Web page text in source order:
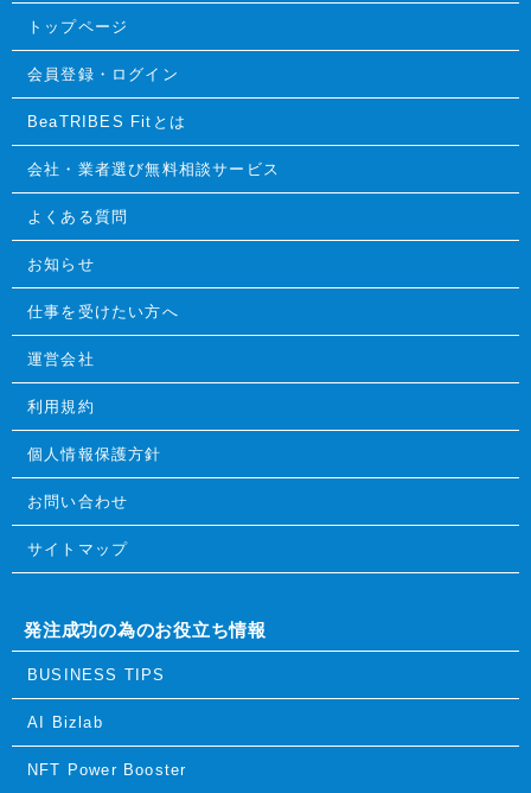
トップページ
会員登録・ログイン
BeaTRIBES Fitとは
会社・業者選び無料相談サービス
よくある質問
お知らせ
仕事を受けたい方へ
運営会社
利用規約
個人情報保護方針
お問い合わせ
サイトマップ
発注成功の為のお役立ち情報
BUSINESS TIPS
AI Bizlab
NFT Power Booster